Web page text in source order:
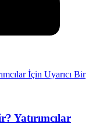
Yatırımcılar